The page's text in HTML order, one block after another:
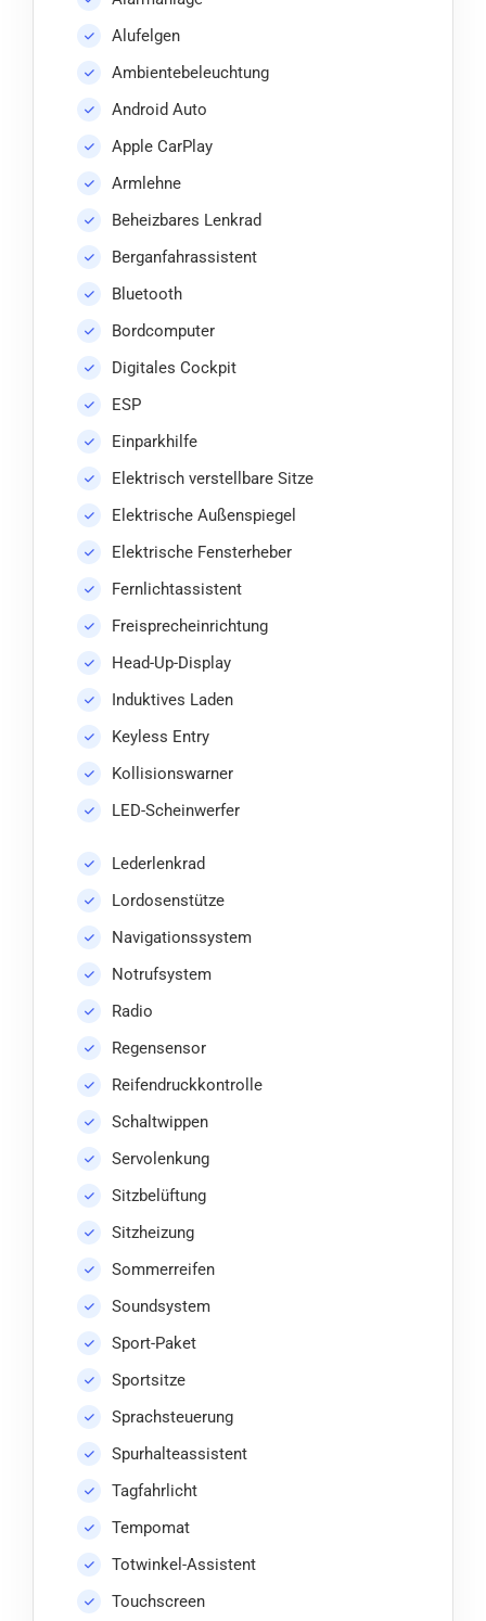
Alufelgen
Ambientebeleuchtung
Android Auto
Apple CarPlay
Armlehne
Beheizbares Lenkrad
Berganfahrassistent
Bluetooth
Bordcomputer
Digitales Cockpit
ESP
Einparkhilfe
Elektrisch verstellbare Sitze
Elektrische Außenspiegel
Elektrische Fensterheber
Fernlichtassistent
Freisprecheinrichtung
Head-Up-Display
Induktives Laden
Keyless Entry
Kollisionswarner
LED-Scheinwerfer
Lederlenkrad
Lordosenstütze
Navigationssystem
Notrufsystem
Radio
Regensensor
Reifendruckkontrolle
Schaltwippen
Servolenkung
Sitzbelüftung
Sitzheizung
Sommerreifen
Soundsystem
Sport-Paket
Sportsitze
Sprachsteuerung
Spurhalteassistent
Tagfahrlicht
Tempomat
Totwinkel-Assistent
Touchscreen